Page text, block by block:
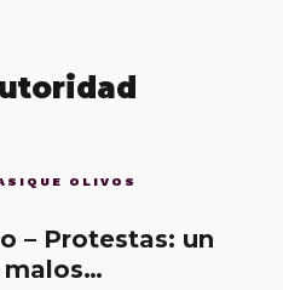
OLIVOS
– Protestas: un